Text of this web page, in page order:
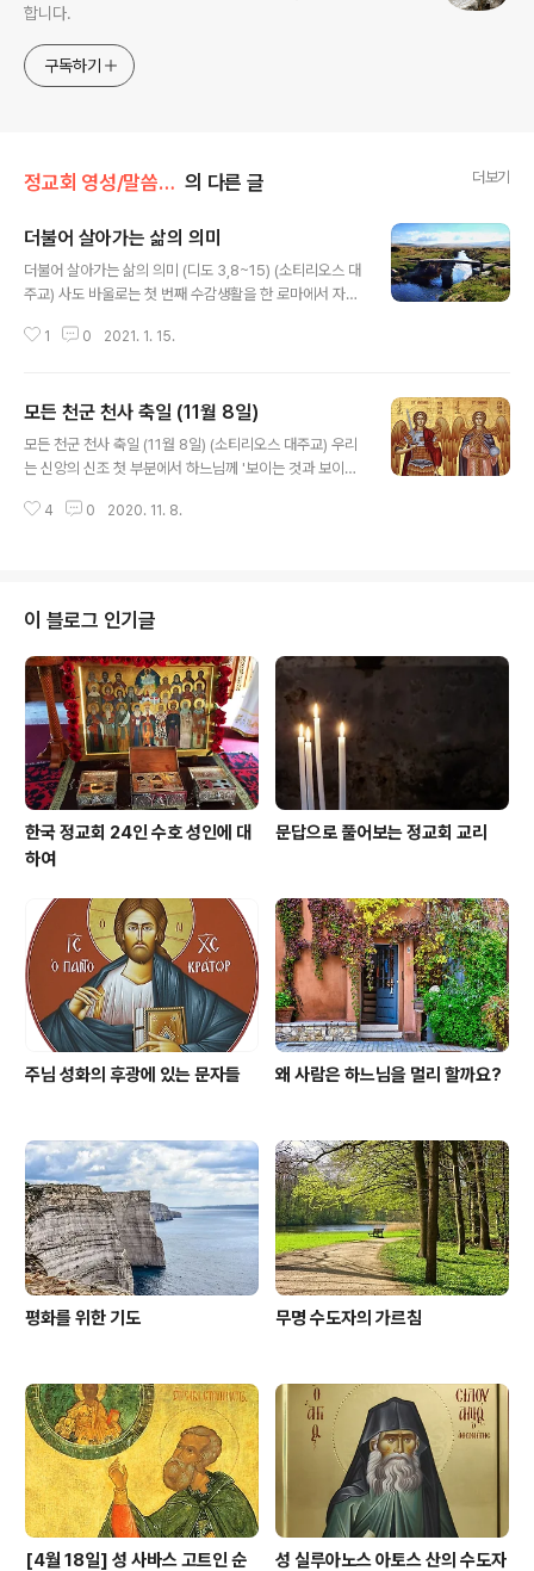
합니다.
구독하기
정교회 영성/말씀과 함께 의 다른 글 더보기
더불어 살아가는 삶의 의미
더불어 살아가는 삶의 의미 (디도 3,8~15) (소티리오스 대
주교) 사도 바울로는 첫 번째 수감생활을 한 로마에서 자유
니다. 그는 그곳에서 잠시 머물며 활동하다 디도를 크레타
폴리스(북서쪽 그리스)에서 AD 66~67년 겨울을 나기로
했습니다. 바로 여기서 디도에게 편지를 보내며 니코폴리
스에서 만나자고 하였습니다. 오늘 우리가 들은 것은 이 편
알고 있는 것처럼 사도 바울로는 특히 실용적 사랑에 대해
1 0 2021. 1. 15.
모든 천군 천사 축일 (11월 8일)
모든 천군 천사 축일 (11월 8일) (소티리오스 대주교) 우리
는 신앙의 신조 첫 부분에서 하느님께 '보이는 것과 보이지
하신 보이지 않는 창조물 중에는 거룩한 천사들도 포함됩
“그때 새벽별들이 떨쳐 나와 노래를 부르고 모든 하늘의 천
사들이 나와서 합창을 불렀는데,” (욥기 38,7) 천사들은 우
리와 같은 육신을 가지고 있지 않은 영적 존재이기에 사람
의 눈으로는 볼 수 없습니다. 반면에 천사들은 하느님께서
주신 임무를 수행하기 위해 사람의 몸으로 나타나기도 했
습니다. 천사들은 악한..
4 0 2020. 11. 8.
이 블로그 인기글
한국 정교회 24인 수호 성인에 대
하여
문답으로 풀어보는 정교회 교리
주님 성화의 후광에 있는 문자들 왜 사람은 하느님을 멀리 할까요?
평화를 위한 기도 무명 수도자의 가르침
[4월 18일] 성 사바스 고트인 순 성 실루아노스 아토스 산의 수도자